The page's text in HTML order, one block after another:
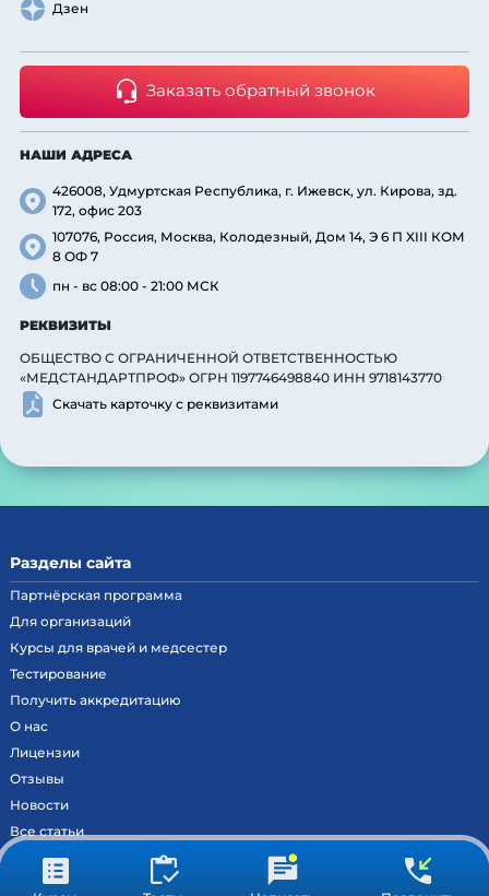
Дзен
Заказать обратный звонок
НАШИ АДРЕСА
426008, Удмуртская Республика, г. Ижевск, ул. Кирова, зд.
172, офис 203
107076, Россия, Москва, Колодезный, Дом 14, Э 6 П XIII КОМ
8 ОФ 7
пн - вс 08:00 - 21:00 МСК
РЕКВИЗИТЫ
ОБЩЕСТВО С ОГРАНИЧЕННОЙ ОТВЕТСТВЕННОСТЬЮ
«МЕДСТАНДАРТПРОФ» ОГРН 1197746498840 ИНН 9718143770
Скачать карточку с реквизитами
Разделы сайта
Партнёрская программа
Для организаций
Курсы для врачей и медсестер
Тестирование
Получить аккредитацию
О нас
Лицензии
Отзывы
Новости
Все статьи
Контакты
Вход на образовательный портал